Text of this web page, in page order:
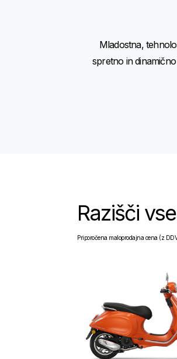
Mladostna,
spretno in
Razišči
Priporočena maloprodajna cena (z